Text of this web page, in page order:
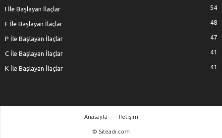
I İle Başlayan İlaçlar 54
F İle Başlayan İlaçlar 48
P İle Başlayan İlaçlar 47
C İle Başlayan İlaçlar 41
K İle Başlayan İlaçlar 41
Anasayfa
İletişim
© Siteadı.com